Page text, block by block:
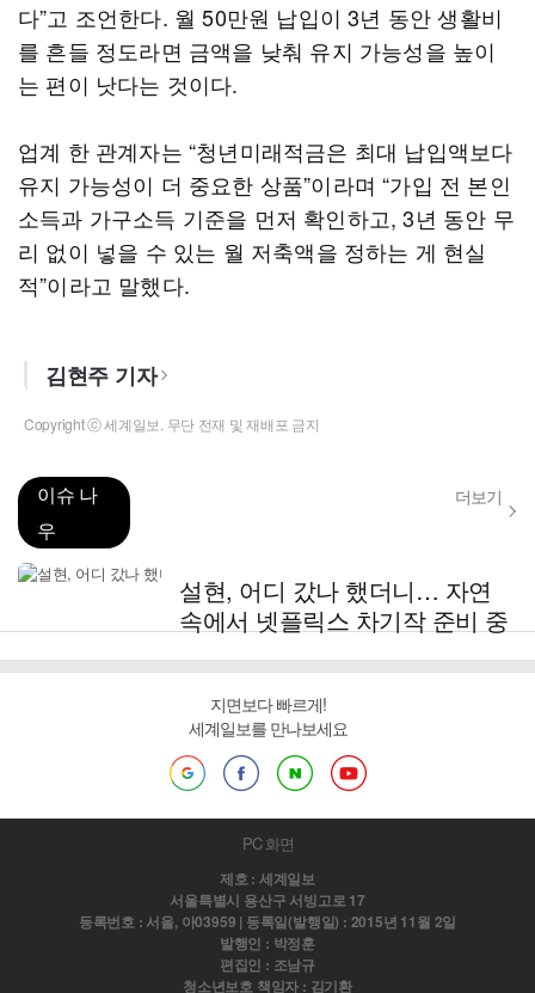
다”고 조언한다. 월 50만원 납입이 3년 동안 생활비
를 흔들 정도라면 금액을 낮춰 유지 가능성을 높이
는 편이 낫다는 것이다.
업계 한 관계자는 “청년미래적금은 최대 납입액보다
유지 가능성이 더 중요한 상품”이라며 “가입 전 본인
소득과 가구소득 기준을 먼저 확인하고, 3년 동안 무
리 없이 넣을 수 있는 월 저축액을 정하는 게 현실
적”이라고 말했다.
김현주 기자
Copyright ⓒ 세계일보. 무단 전재 및 재배포 금지
이슈 나
우
더보기
설현, 어디 갔나 했더니… 자연
속에서 넷플릭스 차기작 준비 중
지면보다 빠르게!
세계일보를 만나보세요
PC 화면
제호 : 세계일보
서울특별시 용산구 서빙고로 17
등록번호 : 서울, 아03959 | 등록일(발행일) : 2015년 11월 2일
발행인 : 박정훈
편집인 : 조남규
청소년보호 책임자 : 김기환